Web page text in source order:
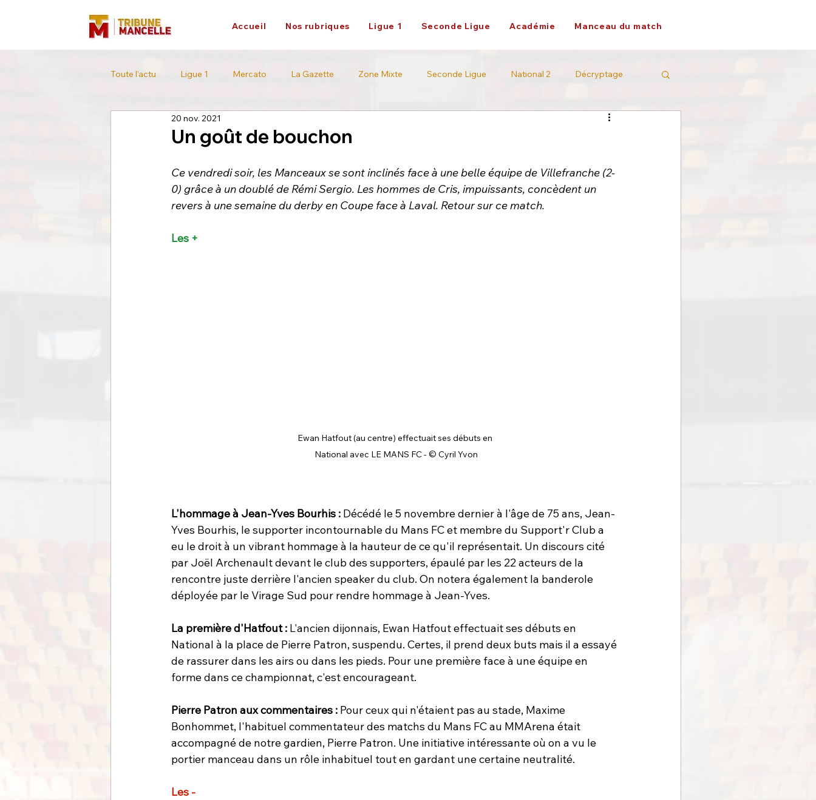
Accueil Nos rubriques Ligue 1 Seconde Ligue Académie Manceau du match
Toute l'actu Ligue 1 Mercato La Gazette Zone Mixte Seconde Ligue National 2 Décryptage
L'interview Tour de France
Un goût de bouchon
20 nov. 2021
Ce vendredi soir, les Manceaux se sont inclinés face à une belle équipe de Villefranche (2-
0) grâce à un doublé de Rémi Sergio. Les hommes de Cris, impuissants, concèdent un
revers à une semaine du derby en Coupe face à Laval. Retour sur ce match.
Les +
Ewan Hatfout (au centre) effectuait ses débuts en
National avec LE MANS FC - © Cyril Yvon
L'hommage à Jean-Yves Bourhis : Décédé le 5 novembre dernier à l'âge de 75 ans, Jean-
Yves Bourhis, le supporter incontournable du Mans FC et membre du Support'r Club a
eu le droit à un vibrant hommage à la hauteur de ce qu'il représentait. Un discours cité
par Joël Archenault devant le club des supporters, épaulé par les 22 acteurs de la
rencontre juste derrière l'ancien speaker du club. On notera également la banderole
déployée par le Virage Sud pour rendre hommage à Jean-Yves.
La première d'Hatfout : L'ancien dijonnais, Ewan Hatfout effectuait ses débuts en
National à la place de Pierre Patron, suspendu. Certes, il prend deux buts mais il a essayé
de rassurer dans les airs ou dans les pieds. Pour une première face à une équipe en
forme dans ce championnat, c'est encourageant.
Pierre Patron aux commentaires : Pour ceux qui n'étaient pas au stade, Maxime
Bonhommet, l'habituel commentateur des matchs du Mans FC au MMArena était
accompagné de notre gardien, Pierre Patron. Une initiative intéressante où on a vu le
portier manceau dans un rôle inhabituel tout en gardant une certaine neutralité.
Les -